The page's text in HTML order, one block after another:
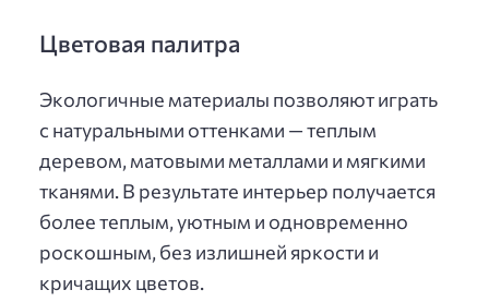
Цветовая палитра
Экологичные материалы позволяют играть
с натуральными оттенками — теплым
деревом, матовыми металлами и мягкими
тканями. В результате интерьер получается
более теплым, уютным и одновременно
роскошным, без излишней яркости и
кричащих цветов.